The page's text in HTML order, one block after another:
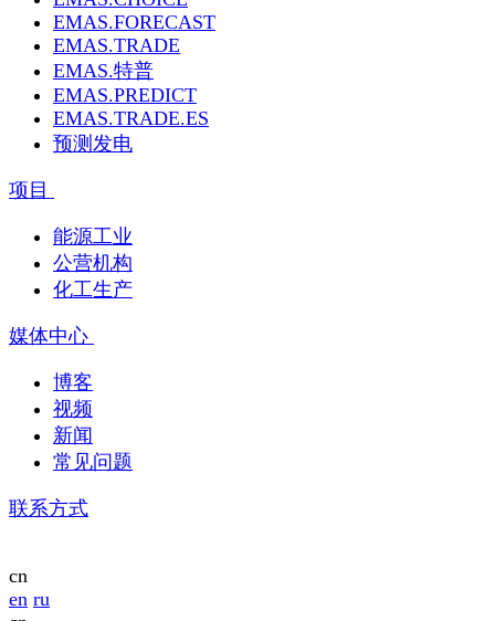
EMAS.FORECAST
EMAS.TRADE
EMAS.特普
EMAS.PREDICT
EMAS.TRADE.ES
预测发电
项目
能源工业
公营机构
化工生产
媒体中心
博客
视频
新闻
常见问题
联系方式
cn
en ru